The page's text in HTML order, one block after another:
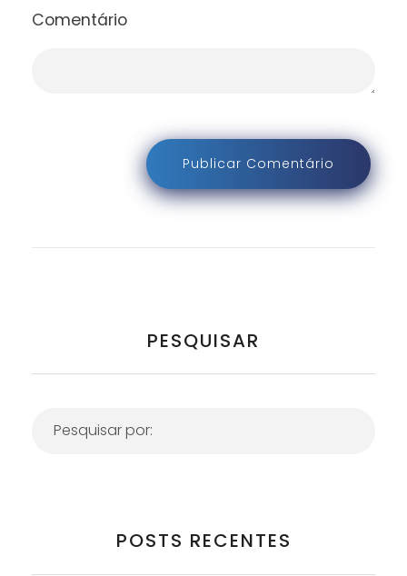
Comentário
PESQUISAR
POSTS RECENTES